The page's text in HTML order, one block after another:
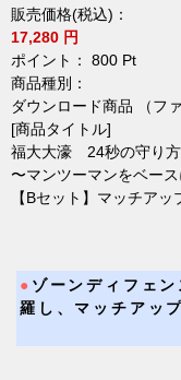
販売価格(税込)：
17,280 円
ポイント： 800 Pt
商品種別：
ダウンロード商品 （フ
[商品タイトル]
福大大濠 24秒の守り方
〜マンツーマンをベー
【Bセット】マッチア
● ゾーンディフェ
羅し、マッチアッ